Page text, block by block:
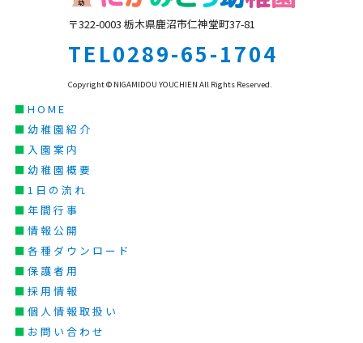
〒322-0003 栃木県鹿沼市仁神堂町37-81
TEL0289-65-1704
Copyright © NIGAMIDOU YOUCHIEN All Rights Reserved.
■ HOME
■ 幼稚園紹介
■ 入園案内
■ 幼稚園概要
■ 1日の流れ
■ 年間行事
■ 情報公開
■ 各種ダウンロード
■ 保護者用
■ 採用情報
■ 個人情報取扱い
■ お問い合わせ